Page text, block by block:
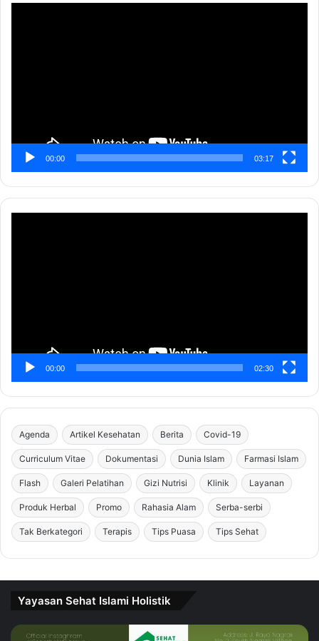
00:00 03:17
00:00 02:30
Agenda Artikel Kesehatan Berita Covid-19
Curriculum Vitae Dokumentasi Dunia Islam Farmasi Islam
Flash Galeri Pelatihan Gizi Nutrisi Klinik Layanan
Produk Herbal Promo Rahasia Alam Serba-serbi
Tak Berkategori Terapis Tips Puasa Tips Sehat
Yayasan Sehat Islami Holistik